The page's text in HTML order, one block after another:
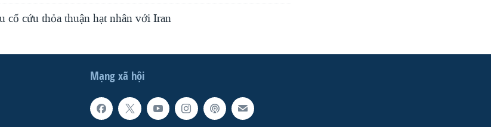
cố cứu thỏa thuận hạt nhân với Iran
Mạng xã hội